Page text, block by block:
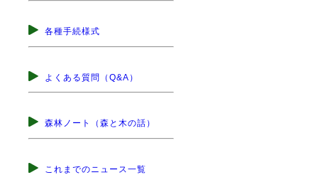
各種手続様式
よくある質問（Q&A）
森林ノート（森と木の話）
これまでのニュース一覧